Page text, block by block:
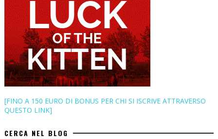
[FINO A 150 EURO DI BONUS PER CHI SI ISCRIVE ATTRAVERSO
QUESTO LINK]
CERCA NEL BLOG